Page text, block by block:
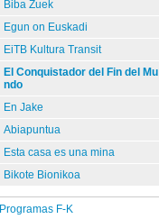
Biba Zuek
Egun on Euskadi
EiTB Kultura Transit
El Conquistador del Fin del Mu
ndo
En Jake
Abiapuntua
Esta casa es una mina
Bikote Bionikoa
Programas F-K